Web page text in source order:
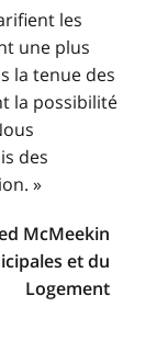
les
une plus
la tenue des
la possibilité
des
»
McMeekin
et du
Logement